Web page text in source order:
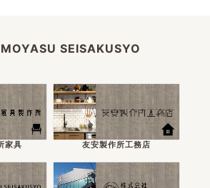
SEISAKUSYO
家具 友安製作所工務店